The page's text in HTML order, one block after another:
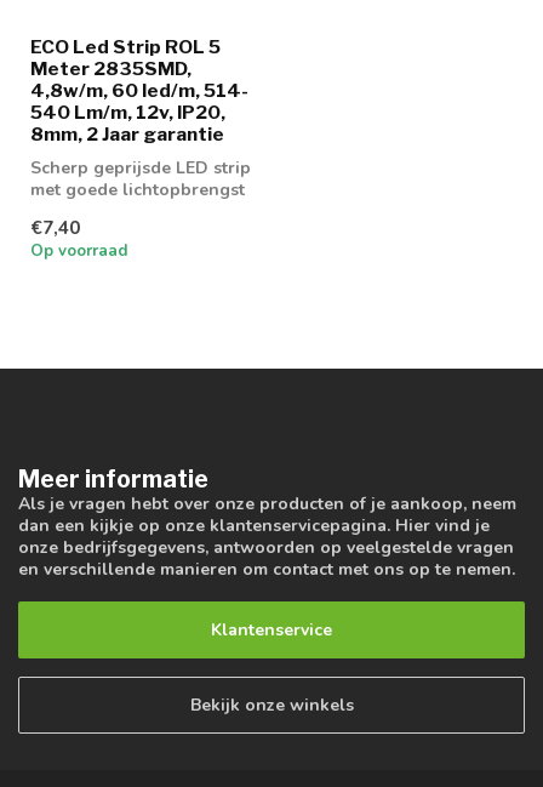
ECO Led Strip ROL 5
Meter 2835SMD,
4,8w/m, 60 led/m, 514-
540 Lm/m, 12v, IP20,
8mm, 2 Jaar garantie
Scherp geprijsde LED strip
met goede lichtopbrengst
€7,40
Op voorraad
Meer informatie
Als je vragen hebt over onze producten of je aankoop, neem
dan een kijkje op onze klantenservicepagina. Hier vind je
onze bedrijfsgegevens, antwoorden op veelgestelde vragen
en verschillende manieren om contact met ons op te nemen.
Klantenservice
Bekijk onze winkels